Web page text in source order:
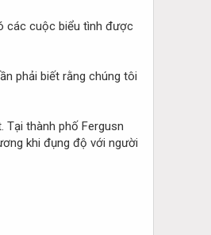
các cuộc biểu tình được
phải biết rằng chúng tôi
Tại thành phố Fergusn
khi đụng độ với người